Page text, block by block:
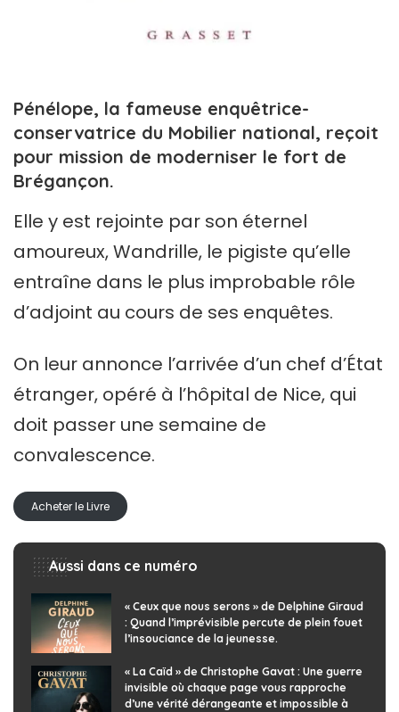
Pénélope, la fameuse enquêtrice-
conservatrice du Mobilier national, reçoit
pour mission de moderniser le fort de
Brégançon.
Elle y est rejointe par son éternel
amoureux, Wandrille, le pigiste qu’elle
entraîne dans le plus improbable rôle
d’adjoint au cours de ses enquêtes.
On leur annonce l’arrivée d’un chef d’État
étranger, opéré à l’hôpital de Nice, qui
doit passer une semaine de
convalescence.
Acheter le Livre
Aussi dans ce numéro
« Ceux que nous serons » de Delphine Giraud
: Quand l’imprévisible percute de plein fouet
l’insouciance de la jeunesse.
« La Caïd » de Christophe Gavat : Une guerre
invisible où chaque page vous rapproche
d’une vérité dérangeante et impossible à